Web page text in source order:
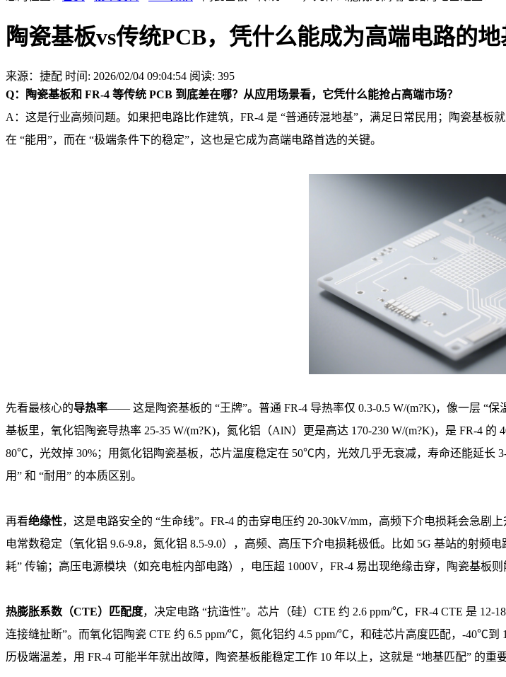
陶瓷基板vs传统PCB，凭什么能成为高端电路的地
来源：捷配 时间: 2026/02/04 09:04:54 阅读: 395
Q：陶瓷基板和 FR-4 等传统 PCB 到底差在哪？从应用场景看，它凭什么能抢占高端市场？
A：这是行业高频问题。如果把电路比作建筑，FR-4 是 “普通砖混地基”，满足日常民用；陶瓷基板
在 “能用”，而在 “极端条件下的稳定”，这也是它成为高端电路首选的关键。
先看最核心的导热率—— 这是陶瓷基板的 “王牌”。普通 FR-4 导热率仅 0.3-0.5 W/(m?K)，像一层 “
基板里，氧化铝陶瓷导热率 25-35 W/(m?K)，氮化铝（AlN）更是高达 170-230 W/(m?K)，是 FR-4
80℃，光效掉 30%；用氮化铝陶瓷基板，芯片温度稳定在 50℃内，光效几乎无衰减，寿命还能延长
用” 和 “耐用” 的本质区别。
再看绝缘性，这是电路安全的 “生命线”。FR-4 的击穿电压约 20-30kV/mm，高频下介电损耗会急
电常数稳定（氧化铝 9.6-9.8，氮化铝 8.5-9.0），高频、高压下介电损耗极低。比如 5G 基站的射频
耗” 传输；高压电源模块（如充电桩内部电路），电压超 1000V，FR-4 易出现绝缘击穿，陶瓷基板
热膨胀系数（CTE）匹配度，决定电路 “抗造性”。芯片（硅）CTE 约 2.6 ppm/℃，FR-4 CTE 是
连接缝扯断”。而氧化铝陶瓷 CTE 约 6.5 ppm/℃，氮化铝约 4.5 ppm/℃，和硅芯片高度匹配，-40℃
历极端温差，用 FR-4 可能半年就出故障，陶瓷基板能稳定工作 10 年以上，这就是 “地基匹配” 的重要